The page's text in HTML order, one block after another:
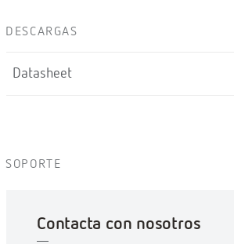
DESCARGAS
Datasheet
SOPORTE
Contacta con nosotros